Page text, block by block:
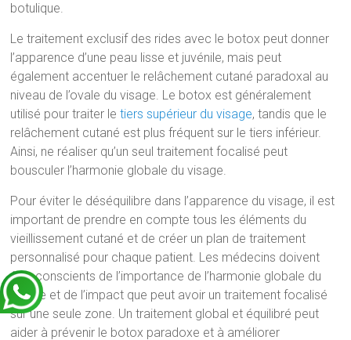
botulique.
Le traitement exclusif des rides avec le botox peut donner
l’apparence d’une peau lisse et juvénile, mais peut
également accentuer le relâchement cutané paradoxal au
niveau de l’ovale du visage. Le botox est généralement
utilisé pour traiter letiers supérieur du visage, tandis que le
relâchement cutané est plus fréquent sur le tiers inférieur.
Ainsi, ne réaliser qu’un seul traitement focalisé peut
bousculer l’harmonie globale du visage.
Pour éviter le déséquilibre dans l’apparence du visage, il est
important de prendre en compte tous les éléments du
vieillissement cutané et de créer un plan de traitement
personnalisé pour chaque patient. Les médecins doivent
être conscients de l’importance de l’harmonie globale du
visage et de l’impact que peut avoir un traitement focalisé
sur une seule zone. Un traitement global et équilibré peut
aider à prévenir le botox paradoxe et à améliorer